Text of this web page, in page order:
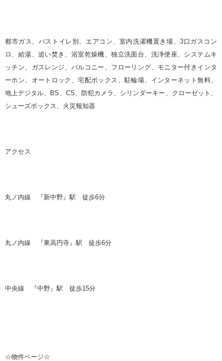
都市ガス、バストイレ別、エアコン、室内洗濯機置き場、3口ガスコン
ロ、給湯、追い焚き、浴室乾燥機、独立洗面台、洗浄便座、システムキ
ッチン、ガスレンジ、バルコニー、フローリング、モニター付きインタ
ーホン、オートロック、宅配ボックス、駐輪場、インターネット無料、
地上デジタル、
BS 、 CS、防犯カメラ、シリンダーキー、クローゼット、
シューズボックス、火災報知器
アクセス
丸ノ内線 『新中野』駅 徒歩6分
丸ノ内線 『東高円寺』駅 徒歩6分
中央線 『中野』駅 徒歩15分
☆物件ページ☆